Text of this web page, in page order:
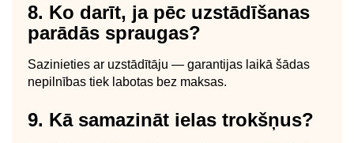
8. Ko darīt, ja pēc uzstādīšanas
parādās spraugas?
Sazinieties ar uzstādītāju — garantijas laikā šādas
nepilnības tiek labotas bez maksas.
9. Kā samazināt ielas trokšņus?